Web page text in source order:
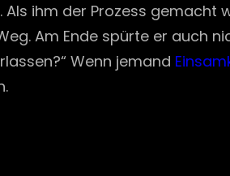
ihm der Prozess gemacht
Am Ende spürte er auch
Wenn jemand